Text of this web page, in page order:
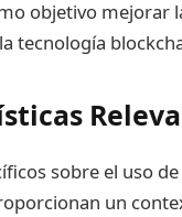
objetivo
tecnología
sobre el uso
un